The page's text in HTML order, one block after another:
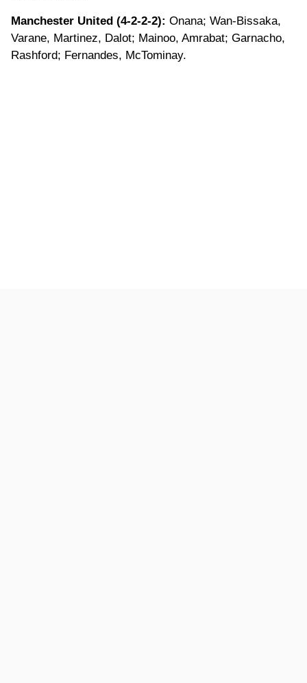
Manchester United (4-2-2-2): Onana; Wan-Bissaka,
Varane, Martinez, Dalot; Mainoo, Amrabat; Garnacho,
Rashford; Fernandes, McTominay.